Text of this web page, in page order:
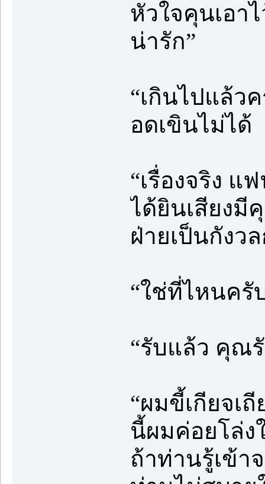
หัวใจคุนเอา
น่ารัก”
“เกินไปแล้ว
อดเขินไม่ได้
“เรื่องจริง แ
ได้ยินเสียงมี
ฝ่ายเป็นกังว
“ใช่ที่ไหนครั
“รับแล้ว คุณ
“ผมขี้เกียจเ
นี้ผมค่อยโล่ง
ถ้าท่านรู้เข้า